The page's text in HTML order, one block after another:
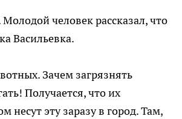
человек рассказал, что
Васильевка.
Зачем загрязнять
Получается, что их
несут эту заразу в город. Там,